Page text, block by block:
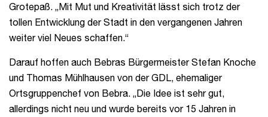
Grotepaß. „Mit Mut und Kreativität lässt sich trotz der
tollen Entwicklung der Stadt in den vergangenen Jahren
weiter viel Neues schaffen.“
Darauf hoffen auch Bebras Bürgermeister Stefan Knoche
und Thomas Mühlhausen von der GDL, ehemaliger
Ortsgruppenchef von Bebra. „Die Idee ist sehr gut,
allerdings nicht neu und wurde bereits vor 15 Jahren in